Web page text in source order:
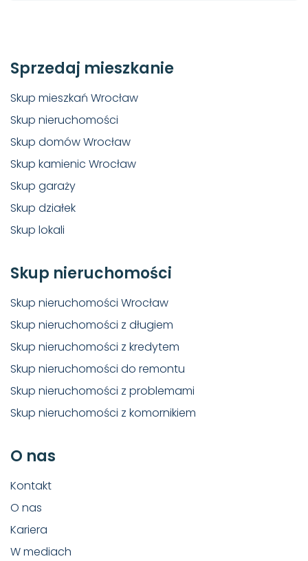
Sprzedaj mieszkanie
Skup mieszkań Wrocław
Skup nieruchomości
Skup domów Wrocław
Skup kamienic Wrocław
Skup garaży
Skup działek
Skup lokali
Skup nieruchomości
Skup nieruchomości Wrocław
Skup nieruchomości z długiem
Skup nieruchomości z kredytem
Skup nieruchomości do remontu
Skup nieruchomości z problemami
Skup nieruchomości z komornikiem
O nas
Kontakt
O nas
Kariera
W mediach